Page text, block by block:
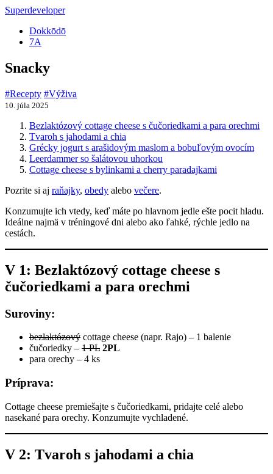
Superdeveloper
Dokkōdō
7A
Snacky
#Recepty #Výživa
10. júla 2025
Bezlaktózový cottage cheese s čučoriedkami a para orechmi
Tvaroh s jahodami a chia
Grécky jogurt s arašidovým maslom a bobuľovým ovocím
Leerdammer so šalátovou uhorkou
Cottage cheese s bylinkami a cherry paradajkami
Pozrite si aj raňajky, obedy alebo večere.
Konzumujte ich vtedy, keď máte po hlavnom jedle ešte pocit hladu.
Ideálne najmä v tréningové dni alebo ako ľahké, rýchle jedlo na
cestách.
V 1: Bezlaktózový cottage cheese s
čučoriedkami a para orechmi
Suroviny:
bezlaktózový cottage cheese (napr. Rajo) – 1 balenie
čučoriedky – 1 PL 2PL
para orechy – 4 ks
Príprava:
Cottage cheese premiešajte s čučoriedkami, pridajte celé alebo
nasekané para orechy. Konzumujte vychladené.
V 2: Tvaroh s jahodami a chia